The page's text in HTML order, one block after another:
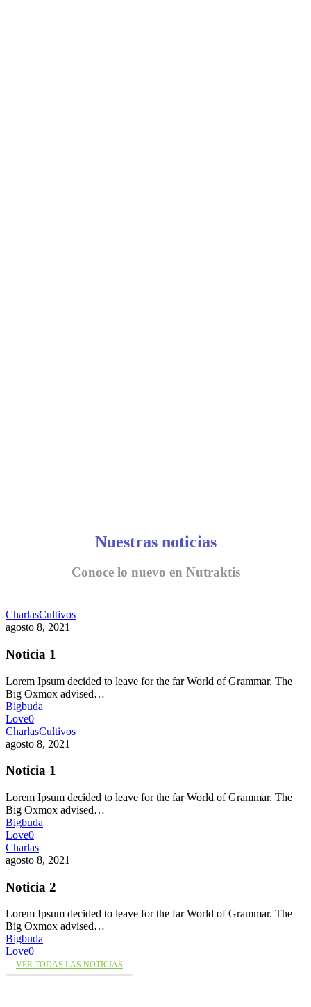
Nuestras noticias
Conoce lo nuevo en Nutraktis
CharlasCultivos
agosto 8, 2021
Noticia 1
Lorem Ipsum decided to leave for the far World of Grammar. The
Big Oxmox advised…
Bigbuda
Love0
CharlasCultivos
agosto 8, 2021
Noticia 1
Lorem Ipsum decided to leave for the far World of Grammar. The
Big Oxmox advised…
Bigbuda
Love0
Charlas
agosto 8, 2021
Noticia 2
Lorem Ipsum decided to leave for the far World of Grammar. The
Big Oxmox advised…
Bigbuda
Love0
VER TODAS LAS NOTICIAS